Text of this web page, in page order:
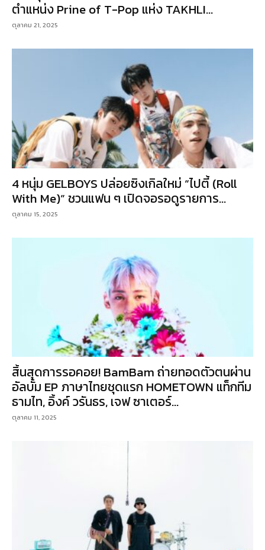
ตำแหน่ง Prine of T-Pop แห่ง TAKHLI...
ตุลาคม 21, 2025
4 หนุ่ม GELBOYS ปล่อยซิงเกิลใหม่ “ไปตี้ (Roll
With Me)” ชวนแฟน ๆ เปิดจอรอดูรายการ...
ตุลาคม 15, 2025
สิ้นสุดการรอคอย! BamBam ถ่ายทอดตัวตนผ่าน
อัลบั้ม EP ภาษาไทยชุดแรก HOMETOWN แท็กทีม
ธามไท, อิ้งค์ วรันธร, เจฟ ซาเตอร์...
ตุลาคม 11, 2025